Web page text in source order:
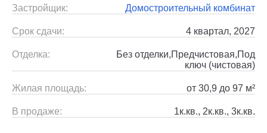
Застройщик: Домостроительный комбинат
Срок сдачи: 4 квартал, 2027
Отделка:
Без отделки,Предчистовая,Под
ключ (чистовая)
Жилая площадь: от 30,9 до 97 м²
В продаже: 1к.кв., 2к.кв., 3к.кв.